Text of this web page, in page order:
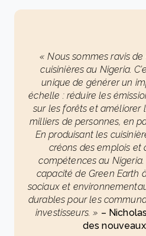
« Nous sommes ravis
cuisinières au Nigeria.
unique de générer un
échelle : réduire les
sur les forêts et améliorer
milliers de personnes, en
En produisant les
créons des emplois et
compétences au
capacité de Green Earth
sociaux et
durables pour les
investisseurs. » –
des